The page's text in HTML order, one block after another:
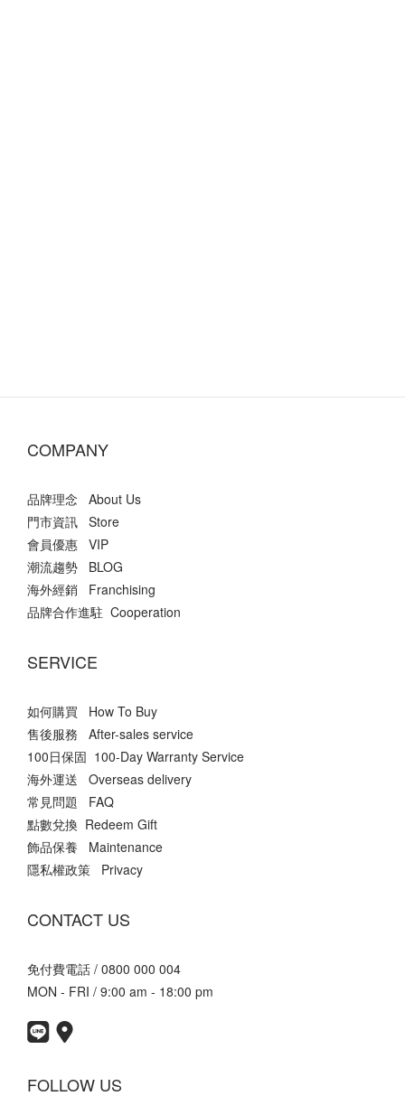
COMPANY
品牌理念 About Us
門市資訊 Store
會員優惠 VIP
潮流趨勢 BLOG
海外經銷 Franchising
品牌合作進駐 Cooperation
SERVICE
如何購買 How To Buy
售後服務 After-sales service
100日保固 100-Day Warranty Service
海外運送 Overseas delivery
常見問題 FAQ
點數兌換 Redeem Gift
飾品保養 Maintenance
隱私權政策 Privacy
CONTACT US
免付費電話 / 0800 000 004
MON - FRI / 9:00 am - 18:00 pm
FOLLOW US